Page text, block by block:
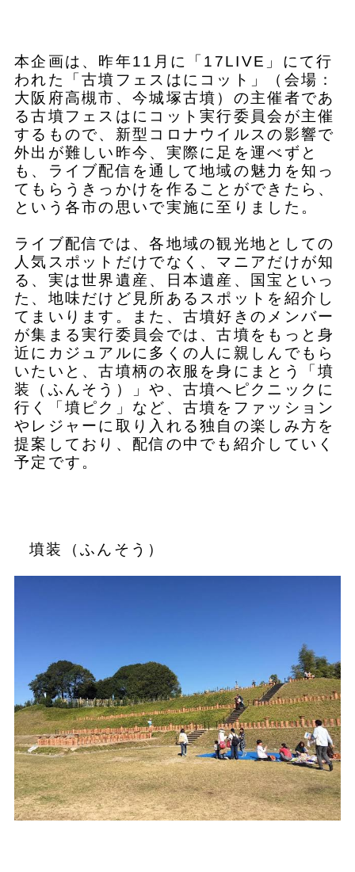
本企画は、昨年11月に「17LIVE」にて行
われた「古墳フェスはにコット」（会場：
大阪府高槻市、今城塚古墳）の主催者であ
る古墳フェスはにコット実行委員会が主催
するもので、新型コロナウイルスの影響で
外出が難しい昨今、実際に足を運べずと
も、ライブ配信を通して地域の魅力を知っ
てもらうきっかけを作ることができたら、
という各市の思いで実施に至りました。
ライブ配信では、各地域の観光地としての
人気スポットだけでなく、マニアだけが知
る、実は世界遺産、日本遺産、国宝といっ
た、地味だけど見所あるスポットを紹介し
てまいります。また、古墳好きのメンバー
が集まる実行委員会では、古墳をもっと身
近にカジュアルに多くの人に親しんでもら
いたいと、古墳柄の衣服を身にまとう「墳
装（ふんそう）」や、古墳へピクニックに
行く「墳ピク」など、古墳をファッション
やレジャーに取り入れる独自の楽しみ方を
提案しており、配信の中でも紹介していく
予定です。
墳装（ふんそう）